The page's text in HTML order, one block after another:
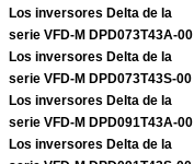
Los inversores Delta de la
serie VFD-M DPD073T43A-00
Los inversores Delta de la
serie VFD-M DPD073T43S-00
Los inversores Delta de la
serie VFD-M DPD091T43A-00
Los inversores Delta de la